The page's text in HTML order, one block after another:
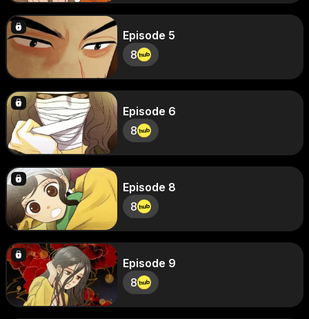
Episode 5
8
Episode 6
8
Episode 8
8
Episode 9
8